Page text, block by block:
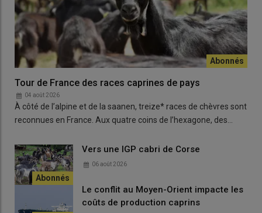
Tour de France des races caprines de pays
04 août 2026
À côté de l’alpine et de la saanen, treize* races de chèvres sont
reconnues en France. Aux quatre coins de l’hexagone, des…
Vers une IGP cabri de Corse
06 août 2026
Le conflit au Moyen-Orient impacte les
coûts de production caprins